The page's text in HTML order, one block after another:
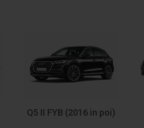
Q5 II FYB (2016 in poi)